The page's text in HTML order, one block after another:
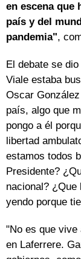
en escena que
país y del
pandemia",
El debate se
Viale estaba
Oscar
país, algo que
pongo a él
libertad
estamos todos
Presidente?
nacional?
yendo porque
"No es que vive
en Laferrere.